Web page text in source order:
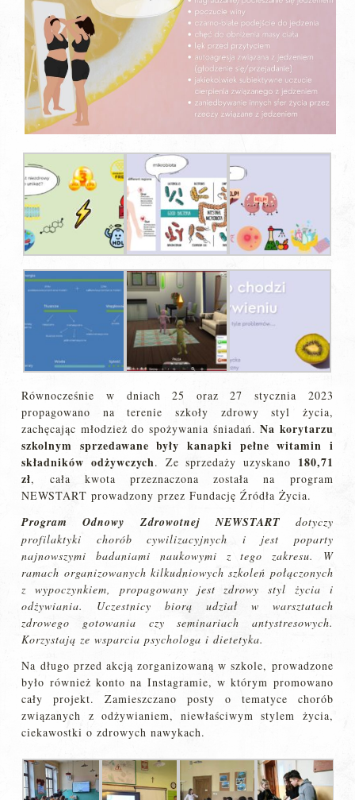
Równocześnie w dniach 25 oraz 27 stycznia 2023
propagowano na terenie szkoły zdrowy styl życia,
zachęcając młodzież do spożywania śniadań.Na korytarzu
szkolnym sprzedawane były kanapki pełne witamin i
składników odżywczych. Ze sprzedaży uzyskano 180,71
zł, cała kwota przeznaczona została na program
NEWSTART prowadzony przez Fundację Źródła Życia.
Program Odnowy Zdrowotnej NEWSTART dotyczy
profilaktyki chorób cywilizacyjnych i jest poparty
najnowszymi badaniami naukowymi z tego zakresu. W
ramach organizowanych kilkudniowych szkoleń połączonych
z wypoczynkiem, propagowany jest zdrowy styl życia i
odżywiania. Uczestnicy biorą udział w warsztatach
zdrowego gotowania czy seminariach antystresowych.
Korzystają ze wsparcia psychologa i dietetyka.
Na długo przed akcją zorganizowaną w szkole, prowadzone
było również konto na Instagramie, w którym promowano
cały projekt. Zamieszczano posty o tematyce chorób
związanych z odżywianiem, niewłaściwym stylem życia,
ciekawostki o zdrowych nawykach.